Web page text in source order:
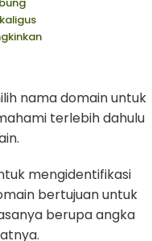
nama domain untuk
terlebih dahulu
mengidentifikasi
bertujuan untuk
berupa angka